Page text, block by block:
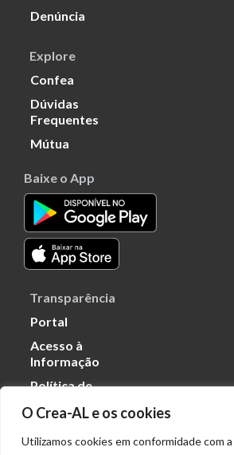
O Crea-AL e os cookies
Utilizamos cookies em conformidade com a
Denúncia
Explore
Confea
Dúvidas
Frequentes
Mútua
Baixe o App
Transparência
Portal
Acesso à
Informação
Política de
Dados